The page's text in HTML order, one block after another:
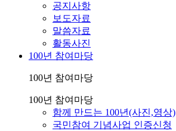
공지사항
보도자료
말씀자료
활동사진
100년 참여마당
100년 참여마당
100년 참여마당
함께 만드는 100년(사진,영상)
국민참여 기념사업 인증신청